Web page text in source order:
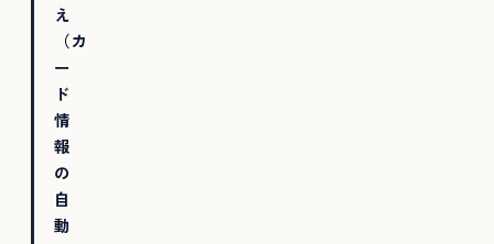
え
（カ
ー
ド
情
報
の
自
動